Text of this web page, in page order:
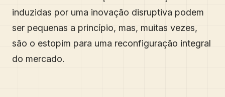
induzidas por uma inovação disruptiva podem
ser pequenas a princípio, mas, muitas vezes,
são o estopim para uma reconfiguração integral
do mercado.